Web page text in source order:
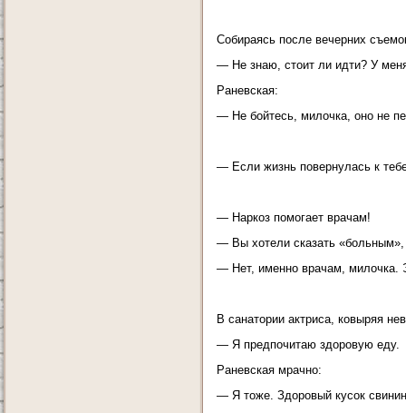
Собираясь после вечерних
— Не знаю, стоит ли идти? У
Раневская:
— Не бойтесь, милочка, оно не
— Если жизнь повернулась к
— Наркоз помогает врачам!
— Вы хотели сказать «больным»,
— Нет, именно врачам, милочка.
В санатории актриса, ковыряя
— Я предпочитаю здоровую еду.
Раневская мрачно:
— Я тоже. Здоровый кусок